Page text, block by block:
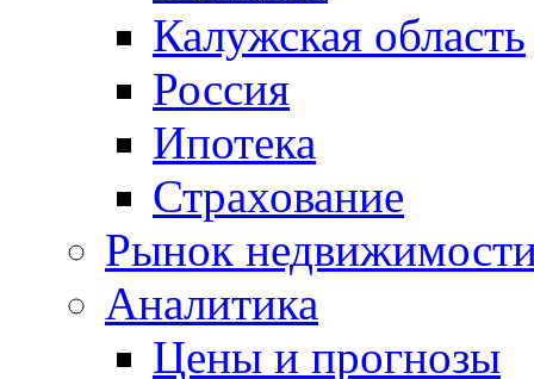
Калужская область
Россия
Ипотека
Страхование
Рынок
Аналитика
Цены и прогнозы